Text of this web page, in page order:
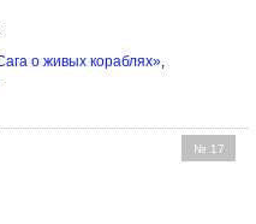
о живых кораблях»,
№ 17